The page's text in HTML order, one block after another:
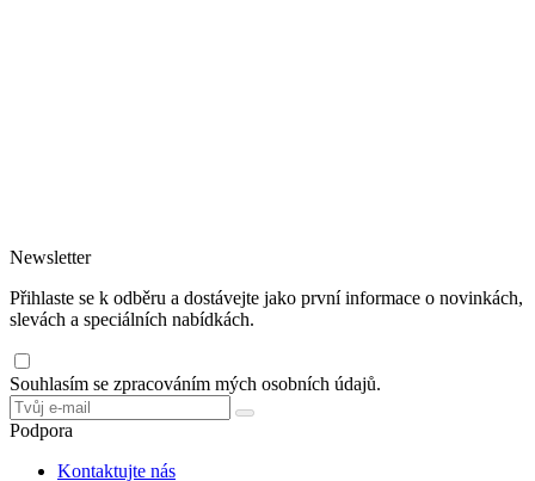
Newsletter
Přihlaste se k odběru a dostávejte jako první informace o novinkách,
slevách a speciálních nabídkách.
Souhlasím se zpracováním mých osobních údajů.
Podpora
Kontaktujte nás